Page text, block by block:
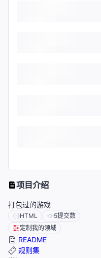
项目介绍
打包过的游戏
HTML 5提交数
定制我的领域
README
规则集